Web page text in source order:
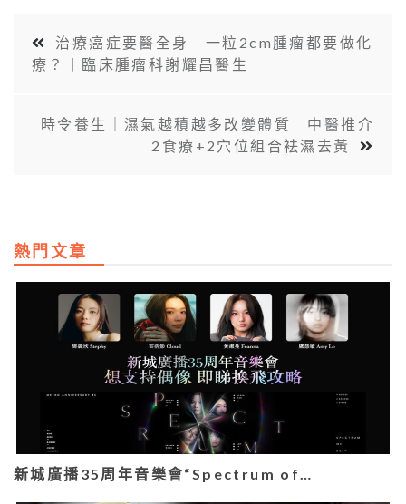
治療癌症要醫全身 一粒2cm腫瘤都要做化
療？丨臨床腫瘤科謝耀昌醫生
時令養生｜濕氣越積越多改變體質 中醫推介
2食療+2穴位組合袪濕去黃
熱門文章
新城廣播35周年音樂會“Spectrum of…